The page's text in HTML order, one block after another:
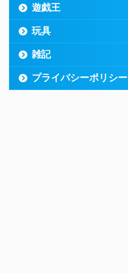
遊戯王
玩具
雑記
プライバシーポリシー